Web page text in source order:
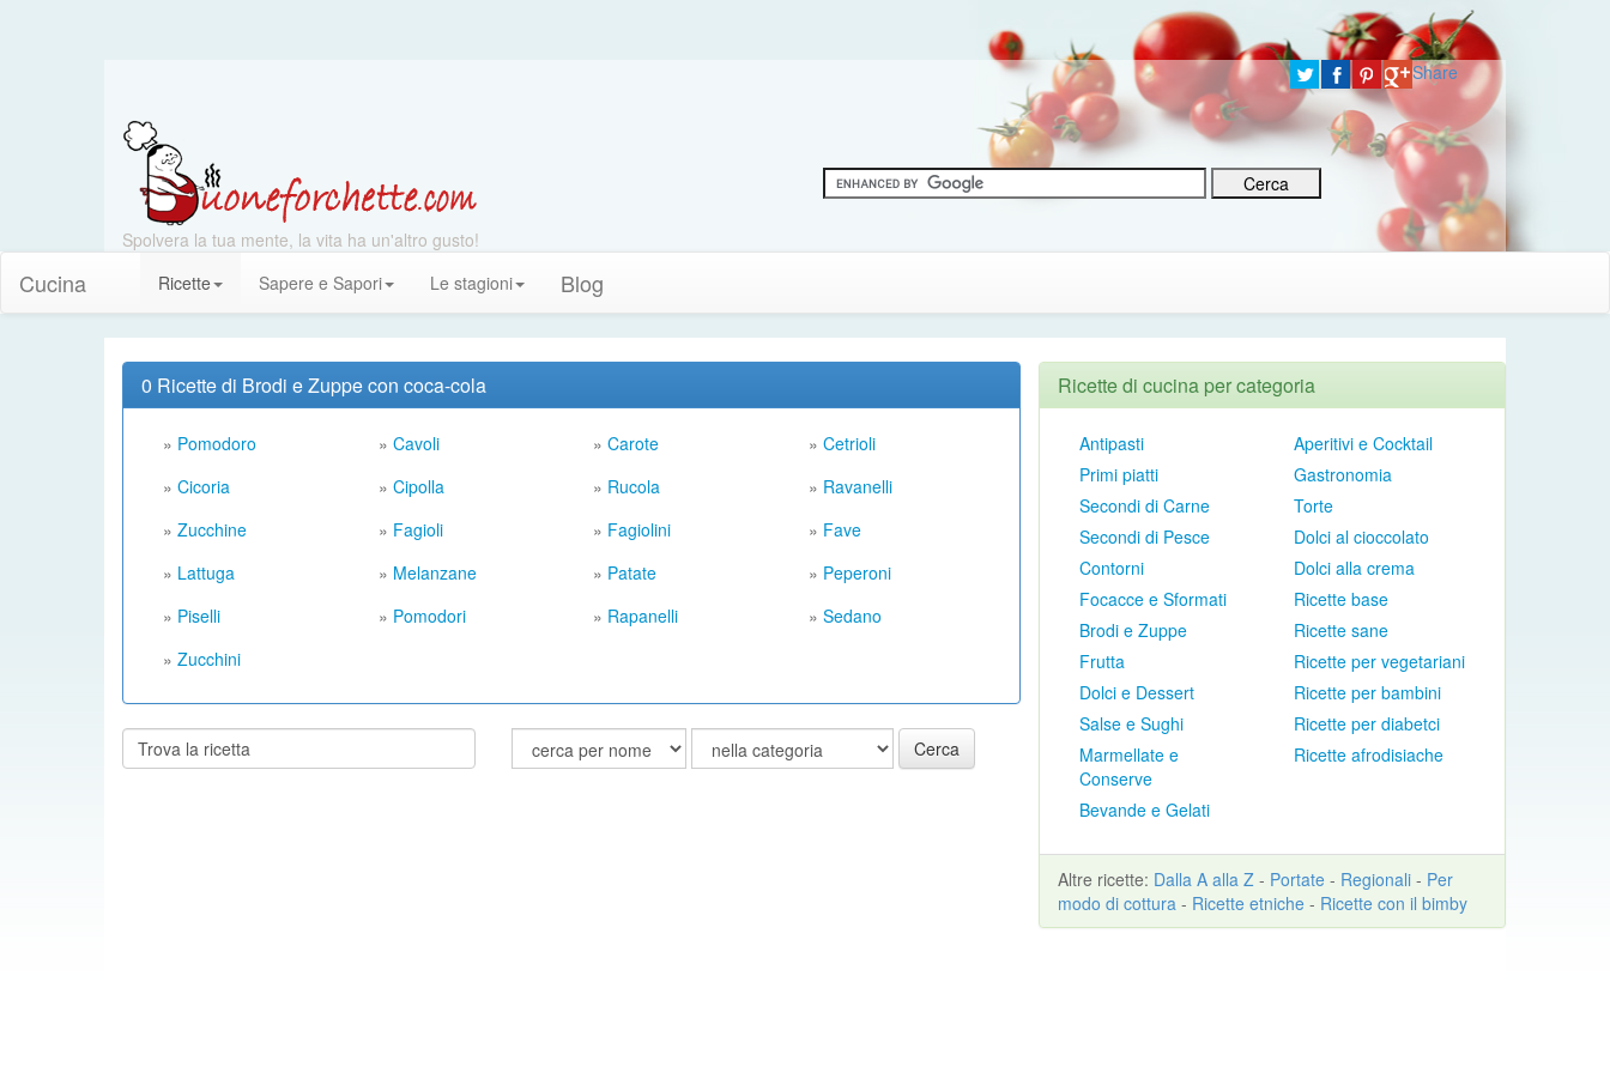
Share
Spolvera la tua mente, la vita ha un'altro gusto!
Cucina Ricette Sapere e Sapori Le stagioni Blog
0 Ricette di Brodi e Zuppe con coca-cola
» Pomodoro » Cavoli » Carote » Cetrioli
» Cicoria » Cipolla » Rucola » Ravanelli
» Zucchine » Fagioli » Fagiolini » Fave
» Lattuga » Melanzane » Patate » Peperoni
» Piselli » Pomodori » Rapanelli » Sedano
» Zucchini
Cerca Cerca
Ricette di cucina per categoria
Antipasti
Primi piatti
Secondi di Carne
Secondi di Pesce
Contorni
Focacce e Sformati
Brodi e Zuppe
Frutta
Dolci e Dessert
Salse e Sughi
Marmellate e
Conserve
Bevande e Gelati
Aperitivi e Cocktail
Gastronomia
Torte
Dolci al cioccolato
Dolci alla crema
Ricette base
Ricette sane
Ricette per vegetariani
Ricette per bambini
Ricette per diabetci
Ricette afrodisiache
Altre ricette: Dalla A alla Z - Portate - Regionali - Per
modo di cottura - Ricette etniche - Ricette con il bimby